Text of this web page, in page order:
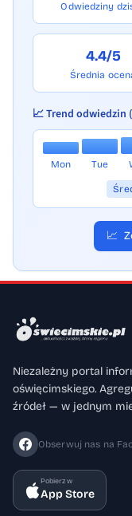
Odwiedziny
4.4/5
Średnia
📈 Trend odwiedzin
Mon Tue
📈
Niezależny portal
oświęcimskiego.
źródeł — w jednym
Obserwuj nas na
Pobierz w
App Store